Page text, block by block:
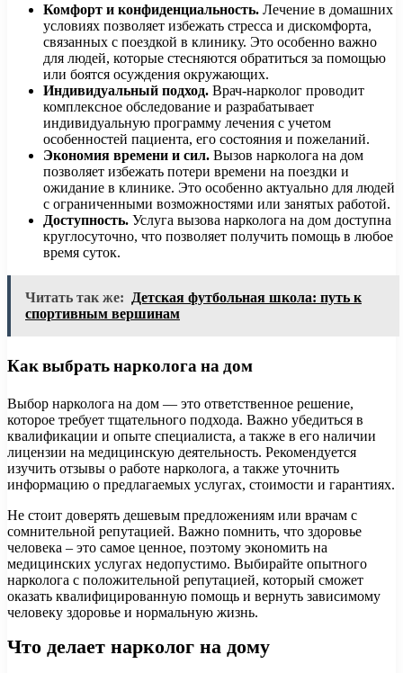
Комфорт и конфиденциальность. Лечение в домашних
условиях позволяет избежать стресса и дискомфорта,
связанных с поездкой в клинику. Это особенно важно
для людей, которые стесняются обратиться за помощью
или боятся осуждения окружающих.
Индивидуальный подход. Врач-нарколог проводит
комплексное обследование и разрабатывает
индивидуальную программу лечения с учетом
особенностей пациента, его состояния и пожеланий.
Экономия времени и сил. Вызов нарколога на дом
позволяет избежать потери времени на поездки и
ожидание в клинике. Это особенно актуально для людей
с ограниченными возможностями или занятых работой.
Доступность. Услуга вызова нарколога на дом доступна
круглосуточно, что позволяет получить помощь в любое
время суток.
Читать так же:
Детская футбольная школа: путь к
спортивным вершинам
Как выбрать нарколога на дом
Выбор нарколога на дом — это ответственное решение,
которое требует тщательного подхода. Важно убедиться в
квалификации и опыте специалиста, а также в его наличии
лицензии на медицинскую деятельность. Рекомендуется
изучить отзывы о работе нарколога, а также уточнить
информацию о предлагаемых услугах, стоимости и гарантиях.
Не стоит доверять дешевым предложениям или врачам с
сомнительной репутацией. Важно помнить, что здоровье
человека – это самое ценное, поэтому экономить на
медицинских услугах недопустимо. Выбирайте опытного
нарколога с положительной репутацией, который сможет
оказать квалифицированную помощь и вернуть зависимому
человеку здоровье и нормальную жизнь.
Что делает нарколог на дому